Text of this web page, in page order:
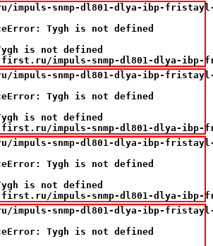
snmp-dl801-dlya-ibp-fristayl-
Tygh is not defined
is not defined
impuls-snmp-dl801-dlya-ibp-
snmp-dl801-dlya-ibp-fristayl-
Tygh is not defined
is not defined
impuls-snmp-dl801-dlya-ibp-
snmp-dl801-dlya-ibp-fristayl-
Tygh is not defined
is not defined
impuls-snmp-dl801-dlya-ibp-
snmp-dl801-dlya-ibp-fristayl-
Tygh is not defined